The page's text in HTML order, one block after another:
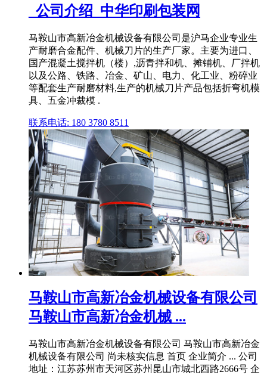
_公司介绍_中华印刷包装网
马鞍山市高新冶金机械设备有限公司是沪马企业专业生
产耐磨合金配件、机械刀片的生产厂家。主要为进口、
国产混凝土搅拌机（楼）,沥青拌和机、摊铺机、厂拌机
以及公路、铁路、冶金、矿山、电力、化工业、粉碎业
等配套生产耐磨材料,生产的机械刀片产品包括折弯机模
具、五金冲裁模 .
联系电话: 180 3780 8511
马鞍山市高新冶金机械设备有限公司
马鞍山市高新冶金机械 ...
马鞍山市高新冶金机械设备有限公司 马鞍山市高新冶金
机械设备有限公司 尚未核实信息 首页 企业简介 ... 公司
地址：江苏苏州市天河区苏州昆山市城北西路2666号 企